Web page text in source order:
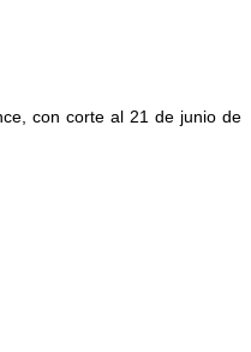
con corte al 21 de junio de